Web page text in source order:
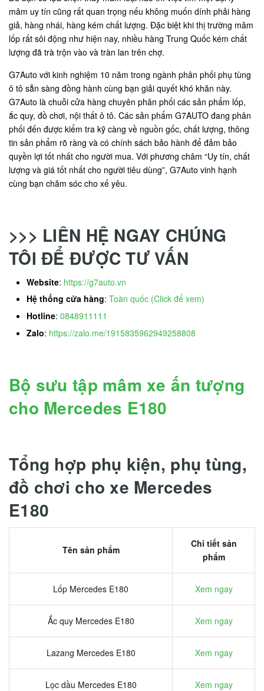
mâm uy tín cũng rất quan trọng nếu không muốn dính phải hàng
giả, hàng nhái, hàng kém chất lượng. Đặc biệt khi thị trường mâm
lốp rất sôi động như hiện nay, nhiều hàng Trung Quốc kém chất
lượng đã trà trộn vào và tràn lan trên chợ.
G7Auto với kinh nghiệm 10 năm trong ngành phân phối phụ tùng
ô tô sẵn sàng đồng hành cùng bạn giải quyết khó khăn này.
G7Auto là chuỗi cửa hàng chuyên phân phối các sản phẩm lốp,
ắc quy, đồ chơi, nội thất ô tô. Các sản phẩm G7AUTO đang phân
phối đến được kiểm tra kỹ càng về nguồn gốc, chất lượng, thông
tin sản phẩm rõ ràng và có chính sách bảo hành để đảm bảo
quyền lợi tốt nhất cho người mua. Với phương châm “Uy tín, chất
lượng và giá tốt nhất cho người tiêu dùng”, G7Auto vinh hạnh
cùng bạn chăm sóc cho xế yêu.
>>> LIÊN HỆ NGAY CHÚNG
TÔI ĐỂ ĐƯỢC TƯ VẤN
Website: https://g7auto.vn
Hệ thống cửa hàng: Toàn quốc (Click để xem)
Hotline: 0848911111
Zalo: https://zalo.me/1915835962949258808
Bộ sưu tập mâm xe ấn tượng
cho Mercedes E180
Tổng hợp phụ kiện, phụ tùng,
đồ chơi cho xe Mercedes
E180
Tên sản phẩm
Chi tiết sản
phẩm
Lốp Mercedes E180 Xem ngay
Ắc quy Mercedes E180 Xem ngay
Lazang Mercedes E180 Xem ngay
Lọc dầu Mercedes E180 Xem ngay